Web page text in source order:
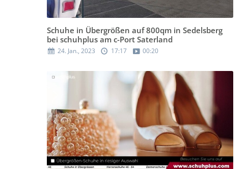
Schuhe in Übergrößen auf 800qm in Sedelsberg
bei schuhplus am c-Port Saterland
24. Jan., 2023 17:17 00:20